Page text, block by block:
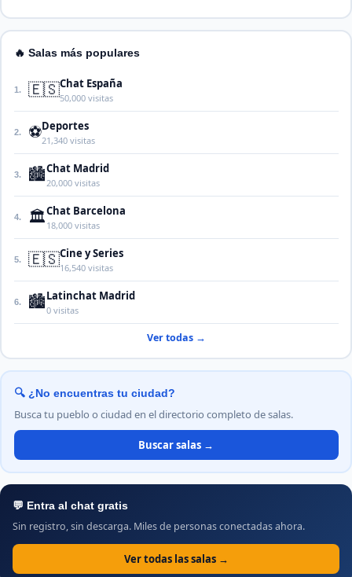
🔥 Salas más populares
1. 🇪🇸Chat España
50,000 visitas
2. ⚽Deportes
21,340 visitas
3. 🏙️Chat Madrid
20,000 visitas
4. 🏛️Chat Barcelona
18,000 visitas
5. 🇪🇸Cine y Series
16,540 visitas
6. 🏙️Latinchat Madrid
0 visitas
Ver todas →
🔍 ¿No encuentras tu ciudad?
Busca tu pueblo o ciudad en el directorio completo de salas.
Buscar salas →
💬 Entra al chat gratis
Sin registro, sin descarga. Miles de personas conectadas ahora.
Ver todas las salas →